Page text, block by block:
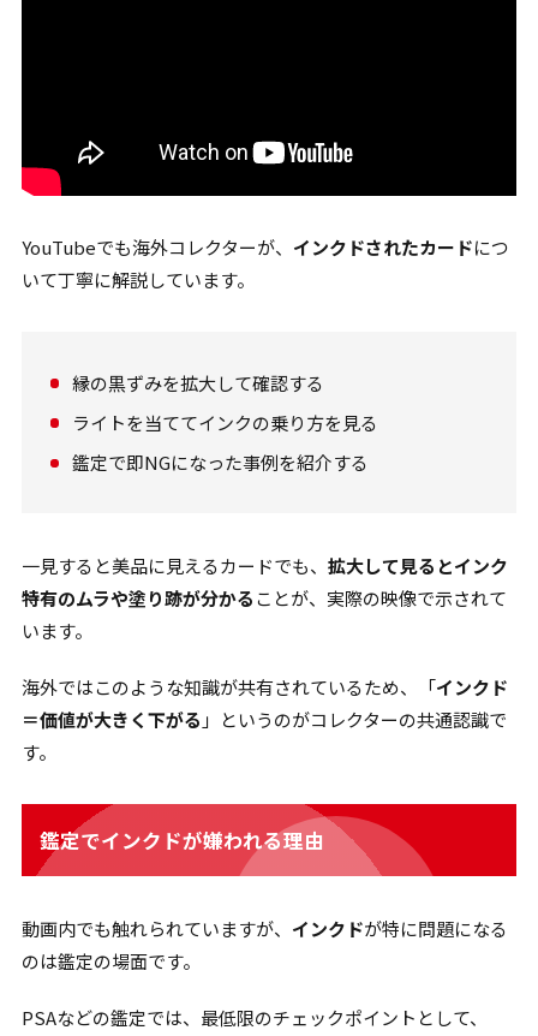
YouTubeでも海外コレクターが、 インクドされたカードにつ
いて丁寧に解説しています。
縁の黒ずみを拡大して確認する
ライトを当ててインクの乗り方を見る
鑑定で即NGになった事例を紹介する
一見すると美品に見えるカードでも、 拡大して見るとインク
特有のムラや塗り跡が分かることが、実際の映像で示されて
います。
海外ではこのような知識が共有されているため、「インクド
＝価値が大きく下がる 」というのがコレクターの共通認識で
す。
鑑定でインクドが嫌われる理由
動画内でも触れられていますが、 インクドが特に問題になる
のは鑑定の場面です。
PSAなどの鑑定では、最低限のチェックポイントとして、